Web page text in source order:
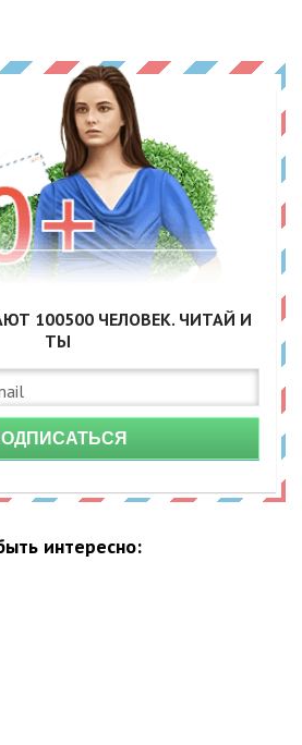
100500ЧЕЛОВЕК. ЧИТАЙ И
ТЫ
интересно: